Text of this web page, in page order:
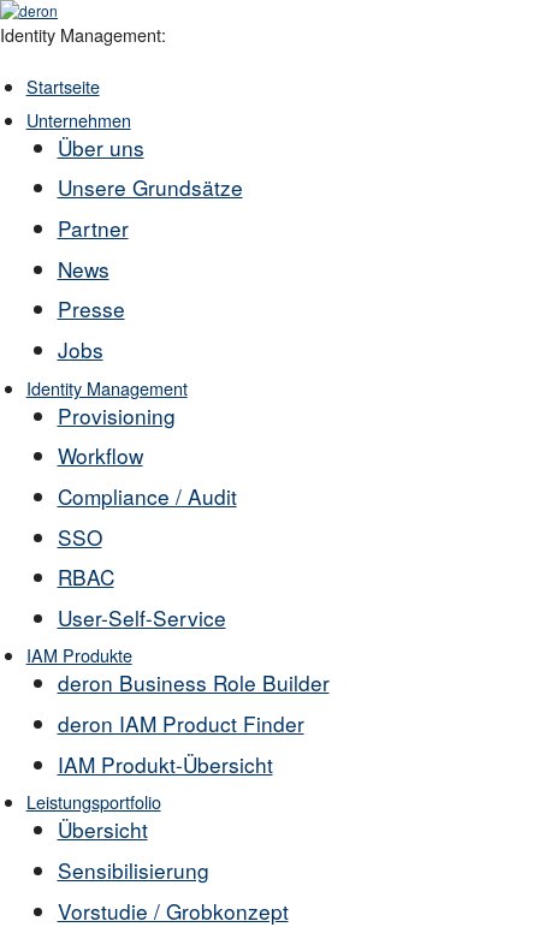
Identity Management:
Startseite
Unternehmen
Über uns
Unsere Grundsätze
Partner
News
Presse
Jobs
Identity Management
Provisioning
Workflow
Compliance / Audit
SSO
RBAC
User-Self-Service
IAM Produkte
deron Business Role Builder
deron IAM Product Finder
IAM Produkt-Übersicht
Leistungsportfolio
Übersicht
Sensibilisierung
Vorstudie / Grobkonzept